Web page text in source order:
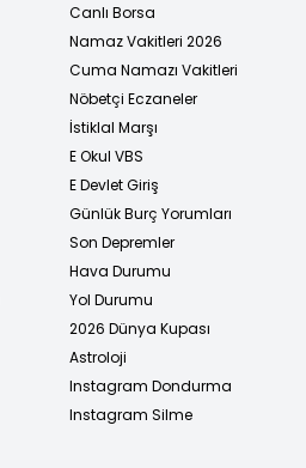
Canlı Borsa
Namaz Vakitleri 2026
Cuma Namazı Vakitleri
Nöbetçi Eczaneler
İstiklal Marşı
E Okul VBS
E Devlet Giriş
Günlük Burç Yorumları
Son Depremler
Hava Durumu
Yol Durumu
2026 Dünya Kupası
Astroloji
Instagram Dondurma
Instagram Silme